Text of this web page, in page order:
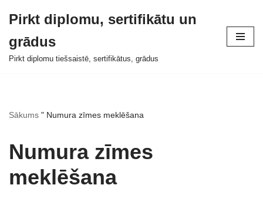
uz
saturu
Pirkt diplomu, sertifikātu un
grādus
Pirkt diplomu tiešsaistē, sertifikātus, grādus
Sākums " Numura zīmes meklēšana
Numura zīmes
meklēšana